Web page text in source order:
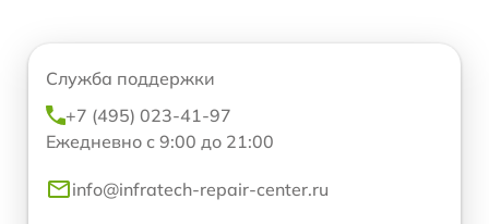
Служба поддержки
+7 (495) 023-41-97
Ежедневно с 9:00 до 21:00
info@infratech-repair-center.ru